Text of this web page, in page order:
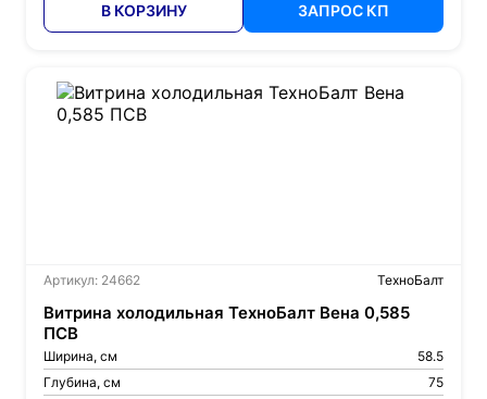
В КОРЗИНУ ЗАПРОС КП
Артикул: 24662 ТехноБалт
Витрина холодильная ТехноБалт Вена 0,585
ПСВ
Ширина, см
58.5
Глубина, см
75